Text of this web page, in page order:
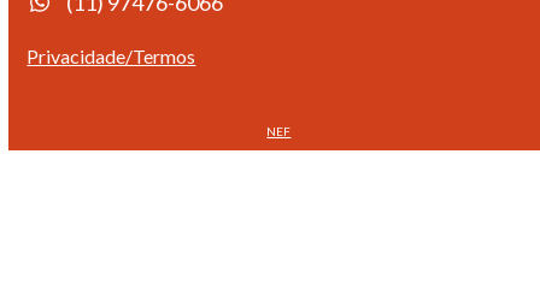
Privacidade/Termos
NEF